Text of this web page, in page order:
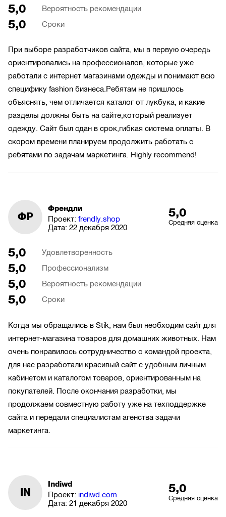
5,0 Вероятность рекомендации
5,0 Сроки
При выборе разработчиков сайта, мы в первую очередь
ориентировались на профессионалов, которые уже
работали с интернет магазинами одежды и понимают всю
специфику fashion бизнеса.Ребятам не пришлось
объяснять, чем отличается каталог от лукбука, и какие
разделы должны быть на сайте,который реализует
одежду. Сайт был сдан в срок,гибкая система оплаты. В
скором времени планируем продолжить работать с
ребятами по задачам маркетинга. Highly recommend!
ФР
Френдли
Проект: frendly.shop
Дата: 22 декабря 2020
5,0
Средняя оценка
5,0 Удовлетворенность
5,0 Профессионализм
5,0 Вероятность рекомендации
5,0 Сроки
Когда мы обращались в Stik, нам был необходим сайт для
интернет-магазина товаров для домашних животных. Нам
очень понравилось сотрудничество с командой проекта,
для нас разработали красивый сайт с удобным личным
кабинетом и каталогом товаров, ориентированным на
покупателей. После окончания разработки, мы
продолжаем совместную работу уже на техподдержке
сайта и передали специалистам агенства задачи
маркетинга.
IN
Indiwd
Проект: indiwd.com
Дата: 21 декабря 2020
5,0
Средняя оценка